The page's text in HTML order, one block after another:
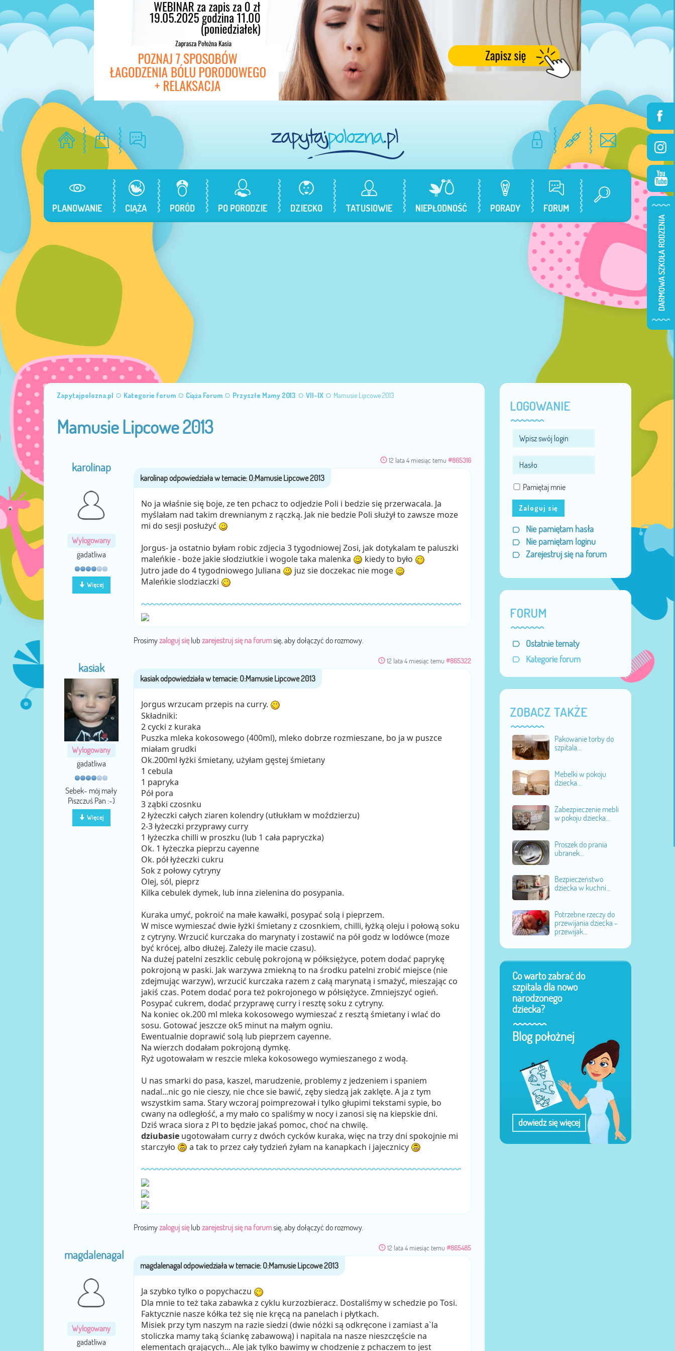
PLANOWANIE CIĄŻA PORÓD PO PORODZIE DZIECKO TATUSIOWIE NIEPŁODNOŚĆ PORADY FORUM
Zapytajpolozna.pl Kategorie forum Ciąża Forum Przyszłe Mamy 2013 VII-IX Mamusie Lipcowe 2013
Mamusie Lipcowe 2013
karolinap
Wylogowany
gadatliwa
Więcej
12 lata 4 miesiąc temu #865316
No ja właśnie się boje, ze ten pchacz to odjedzie Poli i bedzie się przerwacala. Ja
myślałam nad takim drewnianym z rączką. Jak nie bedzie Poli służył to zawsze moze
mi do sesji posłużyć
Jorgus- ja ostatnio byłam robic zdjecia 3 tygodniowej Zosi, jak dotykalam te paluszki
maleńkie - boże jakie słodziutkie i wogole taka malenka
kiedy to było
Jutro jade do 4 tygodniowego Juliana
juz sie doczekac nie moge
Maleńkie slodziaczki
Prosimyzaloguj sięlub zarejestruj się na forumsię, aby dołączyć do rozmowy.
kasiak
Wylogowany
gadatliwa
Sebek- mój mały
Piszczuś Pan :-)
Więcej
12 lata 4 miesiąc temu #865322
Jorgus wrzucam przepis na curry.
Składniki:
2 cycki z kuraka
Puszka mleka kokosowego (400ml), mleko dobrze rozmieszane, bo ja w puszce
miałam grudki
Ok.200ml łyżki śmietany, użyłam gęstej śmietany
1 cebula
1 papryka
Pół pora
3 ząbki czosnku
2 łyżeczki całych ziaren kolendry (utłukłam w moździerzu)
2-3 łyżeczki przyprawy curry
1 łyżeczka chilli w proszku (lub 1 cała papryczka)
Ok. 1 łyżeczka pieprzu cayenne
Ok. pół łyżeczki cukru
Sok z połowy cytryny
Olej, sól, pieprz
Kilka cebulek dymek, lub inna zielenina do posypania.
Kuraka umyć, pokroić na małe kawałki, posypać solą i pieprzem.
W misce wymieszać dwie łyżki śmietany z czosnkiem, chilli, łyżką oleju i połową soku
z cytryny. Wrzucić kurczaka do marynaty i zostawić na pół godz w lodówce (moze
być krócej, albo dłużej. Zależy ile macie czasu).
Na dużej patelni zeszklic cebulę pokrojoną w półksiężyce, potem dodać paprykę
pokrojoną w paski. Jak warzywa zmiekną to na środku patelni zrobić miejsce (nie
zdejmując warzyw), wrzucić kurczaka razem z całą marynatą i smażyć, mieszając co
jakiś czas. Potem dodać pora też pokrojonego w półsiężyce. Zmniejszyć ogień.
Posypać cukrem, dodać przyprawę curry i resztę soku z cytryny.
Na koniec ok.200 ml mleka kokosowego wymieszać z resztą śmietany i wlać do
sosu. Gotować jeszcze ok5 minut na małym ogniu.
Ewentualnie doprawić solą lub pieprzem cayenne.
Na wierzch dodałam pokrojoną dymkę.
Ryż ugotowałam w reszcie mleka kokosowego wymieszanego z wodą.
U nas smarki do pasa, kaszel, marudzenie, problemy z jedzeniem i spaniem
nadal...nic go nie cieszy, nie chce sie bawić, zęby siedzą jak zaklęte. A ja z tym
wszystkim sama. Stary wczoraj poimprezował i tylko głupimi tekstami sypie, bo
cwany na odległość, a my mało co spaliśmy w nocy i zanosi się na kiepskie dni.
Dziś wraca siora z Pl to będzie jakaś pomoc, choć na chwilę.
dziubasieugotowałam curry z dwóch cycków kuraka, więc na trzy dni spokojnie mi
starczyło
a tak to przez cały tydzień żyłam na kanapkach i jajecznicy
Prosimyzaloguj sięlub zarejestruj się na forumsię, aby dołączyć do rozmowy.
magdalenagal
Wylogowany
gadatliwa
12 lata 4 miesiąc temu #865485
Ja szybko tylko o popychaczu
Dla mnie to też taka zabawka z cyklu kurzozbieracz. Dostaliśmy w schedzie po Tosi.
Faktycznie nasze kółka też się nie kręcą na panelach i płytkach.
Misiek przy tym naszym na razie siedzi (dwie nóżki są odkręcone i zamiast a`la
stoliczka mamy taką ściankę zabawową) i napitala na nasze nieszczęście na
elementach grających... Ale jak tylko bawimy w chodzenie z pchaczem to jest
LOGOWANIE
Pamiętaj mnie
Zaloguj się
Nie pamiętam hasła
Nie pamiętam loginu
Zarejestruj się na forum
FORUM
Ostatnie tematy
Kategorie forum
ZOBACZ TAKŻE
Pakowanie torby do
szpitala...
Mebelki w pokoju
dziecka...
Zabezpieczenie mebli
w pokoju dziecka...
Proszek do prania
ubranek...
Bezpieczeństwo
dziecka w kuchni...
Potrzebne rzeczy do
przewijania dziecka -
przewijak...
Co warto zabrać do
szpitala dla nowo
narodzonego
dziecka?
Blog położnej
dowiedz się więcej